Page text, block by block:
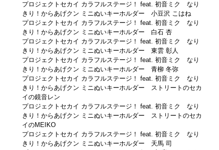
プロジェクトセカイ カラフルステージ！ feat. 初音ミク なり
きり！からあげクン ミニぬいキーホルダー 小豆沢 こはね
プロジェクトセカイ カラフルステージ！ feat. 初音ミク なり
きり！からあげクン ミニぬいキーホルダー 白石 杏
プロジェクトセカイ カラフルステージ！ feat. 初音ミク なり
きり！からあげクン ミニぬいキーホルダー 東雲 彰人
プロジェクトセカイ カラフルステージ！ feat. 初音ミク なり
きり！からあげクン ミニぬいキーホルダー 青柳 冬弥
プロジェクトセカイ カラフルステージ！ feat. 初音ミク なり
きり！からあげクン ミニぬいキーホルダー ストリートのセカ
イの鏡音レン
プロジェクトセカイ カラフルステージ！ feat. 初音ミク なり
きり！からあげクン ミニぬいキーホルダー ストリートのセカ
イのMEIKO
プロジェクトセカイ カラフルステージ！ feat. 初音ミク なり
きり！からあげクン ミニぬいキーホルダー 天馬 司